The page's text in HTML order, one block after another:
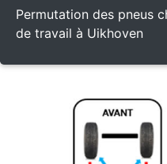
Permutation des pneus
de travail à Uikhoven